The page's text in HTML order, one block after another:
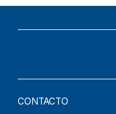
CONTACTO